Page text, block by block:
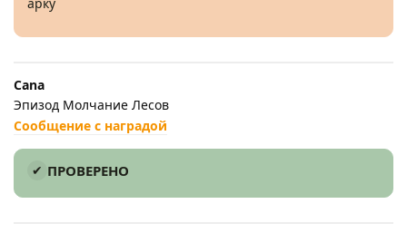
арку
Cana
Эпизод Молчание Лесов
Сообщение с наградой
ПРОВЕРЕНО